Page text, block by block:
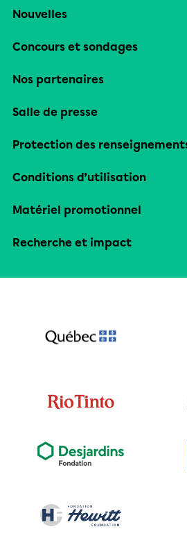
Nouvelles
Concours et sondages
Nos partenaires
Salle de presse
Protection des
Conditions d’utilisation
Matériel promotionnel
Recherche et impact